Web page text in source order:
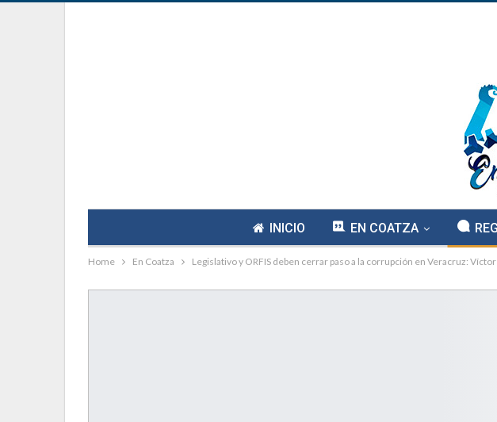
INICIO EN COATZA
Home En Coatza Legislativo y ORFIS deben cerrar paso a la corrupción en Veracruz: Víctor